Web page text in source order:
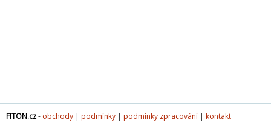
FITON.cz- obchody | podmínky | podmínky zpracování | kontakt